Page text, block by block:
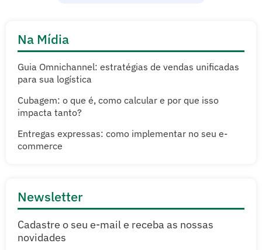
Na Mídia
Guia Omnichannel: estratégias de vendas unificadas
para sua logística
Cubagem: o que é, como calcular e por que isso
impacta tanto?
Entregas expressas: como implementar no seu e-
commerce
Newsletter
Cadastre o seu e-mail e receba as nossas
novidades